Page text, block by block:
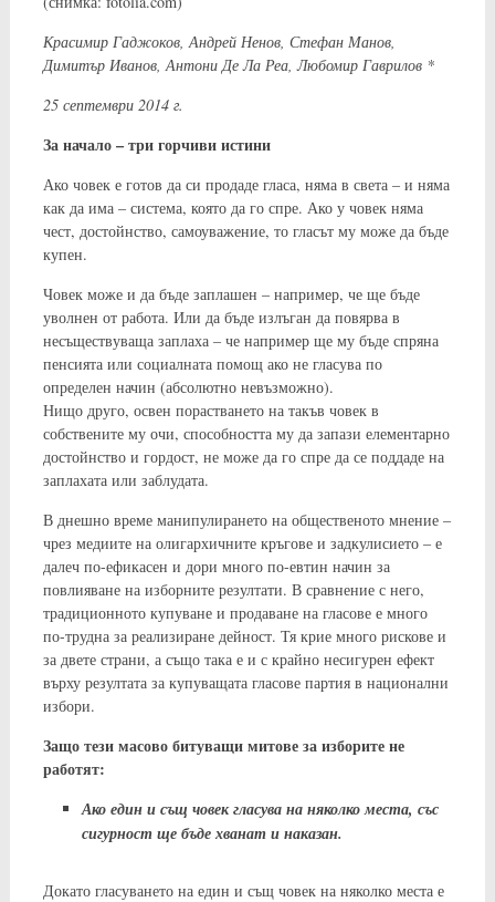
Красимир Гаджоков, Андрей Ненов, Стефан Манов,
Димитър Иванов, Антони Де Ла Реа, Любомир Гаврилов *
25 септември 2014 г.
За начало – три горчиви истини
Ако човек е готов да си продаде гласа, няма в света – и няма
как да има – система, която да го спре. Ако у човек няма
чест, достойнство, самоуважение, то гласът му може да бъде
купен.
Човек може и да бъде заплашен – например, че ще бъде
уволнен от работа. Или да бъде излъган да повярва в
несъществуваща заплаха – че например ще му бъде спряна
пенсията или социалната помощ ако не гласува по
определен начин (абсолютно невъзможно).
Нищо друго, освен порастването на такъв човек в
собствените му очи, способността му да запази елементарно
достойнство и гордост, не може да го спре да се поддаде на
заплахата или заблудата.
В днешно време манипулирането на общественото мнение –
чрез медиите на олигархичните кръгове и задкулисието – е
далеч по-ефикасен и дори много по-евтин начин за
повлияване на изборните резултати. В сравнение с него,
традиционното купуване и продаване на гласове е много
по-трудна за реализиране дейност. Тя крие много рискове и
за двете страни, а също така е и с крайно несигурен ефект
върху резултата за купуващата гласове партия в национални
избори.
Защо тези масово битуващи митове за изборите не
работят:
Ако един и същ човек гласува на няколко места, със
сигурност ще бъде хванат и наказан.
Докато гласуването на един и същ човек на няколко места е